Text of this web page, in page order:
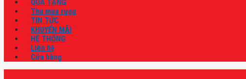
QUÀ TẶNG
Thu mua rượu
TIN TỨC
KHUYẾN MÃI
HỆ THỐNG
Liên hệ
Cửa hàng